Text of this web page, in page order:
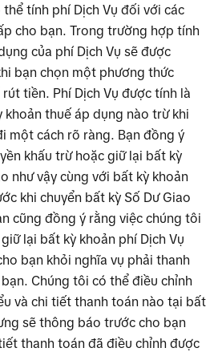
tính phí Dịch Vụ đối với các
cho bạn. Trong trường hợp tính
của phí Dịch Vụ sẽ được
bạn chọn một phương thức
tiền. Phí Dịch Vụ được tính là
thuế áp dụng nào trừ khi
một cách rõ ràng. Bạn đồng ý
khấu trừ hoặc giữ lại bất kỳ
như vậy cùng với bất kỳ khoản
khi chuyển bất kỳ Số Dư Giao
cũng đồng ý rằng việc chúng tôi
lại bất kỳ khoản phí Dịch Vụ
bạn khỏi nghĩa vụ phải thanh
Chúng tôi có thể điều chỉnh
và chi tiết thanh toán nào tại bất
sẽ thông báo trước cho bạn
thanh toán đã điều chỉnh được